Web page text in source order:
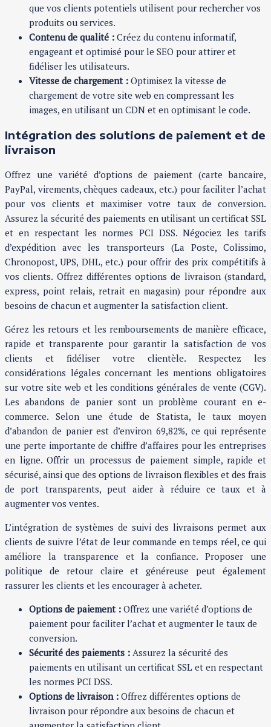
que vos clients potentiels utilisent pour rechercher vos
produits ou services.
Contenu de qualité : Créez du contenu informatif,
engageant et optimisé pour le SEO pour attirer et
fidéliser les utilisateurs.
Vitesse de chargement : Optimisez la vitesse de
chargement de votre site web en compressant les
images, en utilisant un CDN et en optimisant le code.
Intégration des solutions de paiement et de
livraison
Offrez une variété d’options de paiement (carte bancaire,
PayPal, virements, chèques cadeaux, etc.) pour faciliter l’achat
pour vos clients et maximiser votre taux de conversion.
Assurez la sécurité des paiements en utilisant un certificat SSL
et en respectant les normes PCI DSS. Négociez les tarifs
d’expédition avec les transporteurs (La Poste, Colissimo,
Chronopost, UPS, DHL, etc.) pour offrir des prix compétitifs à
vos clients. Offrez différentes options de livraison (standard,
express, point relais, retrait en magasin) pour répondre aux
besoins de chacun et augmenter la satisfaction client.
Gérez les retours et les remboursements de manière efficace,
rapide et transparente pour garantir la satisfaction de vos
clients et fidéliser votre clientèle. Respectez les
considérations légales concernant les mentions obligatoires
sur votre site web et les conditions générales de vente (CGV).
Les abandons de panier sont un problème courant en e-
commerce. Selon une étude de Statista, le taux moyen
d’abandon de panier est d’environ 69,82%, ce qui représente
une perte importante de chiffre d’affaires pour les entreprises
en ligne. Offrir un processus de paiement simple, rapide et
sécurisé, ainsi que des options de livraison flexibles et des frais
de port transparents, peut aider à réduire ce taux et à
augmenter vos ventes.
L’intégration de systèmes de suivi des livraisons permet aux
clients de suivre l’état de leur commande en temps réel, ce qui
améliore la transparence et la confiance. Proposer une
politique de retour claire et généreuse peut également
rassurer les clients et les encourager à acheter.
Options de paiement : Offrez une variété d’options de
paiement pour faciliter l’achat et augmenter le taux de
conversion.
Sécurité des paiements : Assurez la sécurité des
paiements en utilisant un certificat SSL et en respectant
les normes PCI DSS.
Options de livraison : Offrez différentes options de
livraison pour répondre aux besoins de chacun et